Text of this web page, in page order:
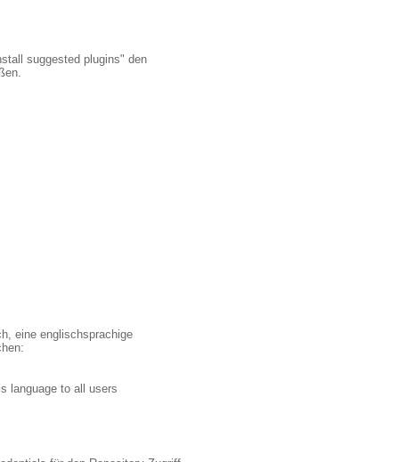
suggested plugins" den
eine englischsprachige
language to all users